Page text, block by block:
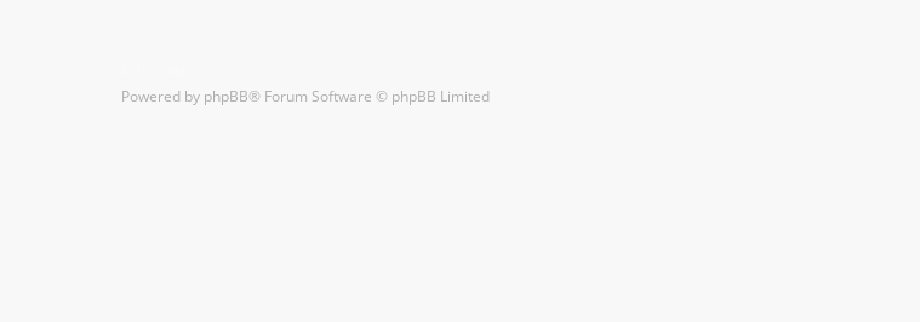
Powered by phpBB® Forum Software © phpBB Limited